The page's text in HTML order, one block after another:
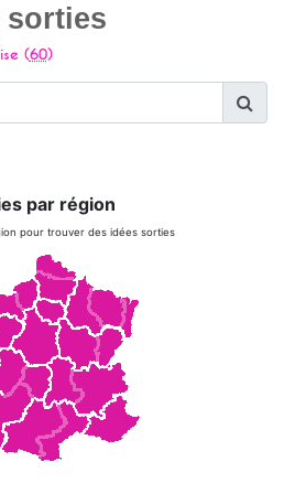
sorties
(60)
par région
pour trouver des idées sorties